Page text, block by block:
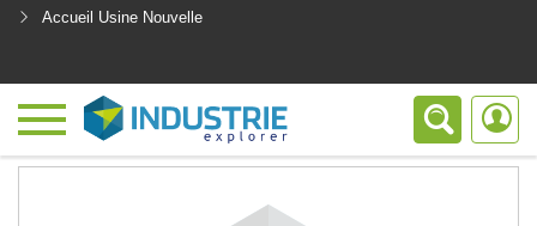
Accueil Usine Nouvelle